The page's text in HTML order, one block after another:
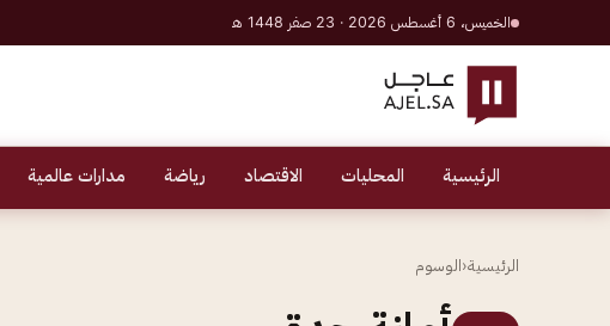
الخميس، 6 أغسطس 2026 · 23 صفر 1448 هـ
الرئيسية المحليات الاقتصاد رياضة مدارات عالمية
الرئيسية‹الوسوم